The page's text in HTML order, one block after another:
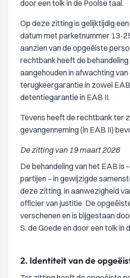
door een tolk in de Poolse taal.
Op deze zitting is gelijktijdig
datum met parketnummer 13-
aanzien van de opgeëiste
rechtbank heeft de
aangehouden in afwachting van
terugkeergarantie in zowel
detentiegarantie in EAB II.
Tevens heeft de rechtbank ter
gevangenneming (in EAB II)
De zitting van 19 maart 2026
De behandeling van het EAB is
partijen – in gewijzigde
deze zitting, in aanwezigheid
officier van justitie. De
verschenen en is bijgestaan
S. de Goede en door een tolk in
2. Identiteit van de